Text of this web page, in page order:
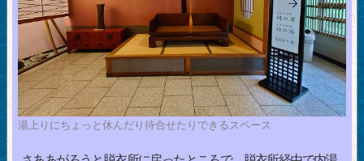
湯上りにちょっと休んだり待合せたりできるスペース